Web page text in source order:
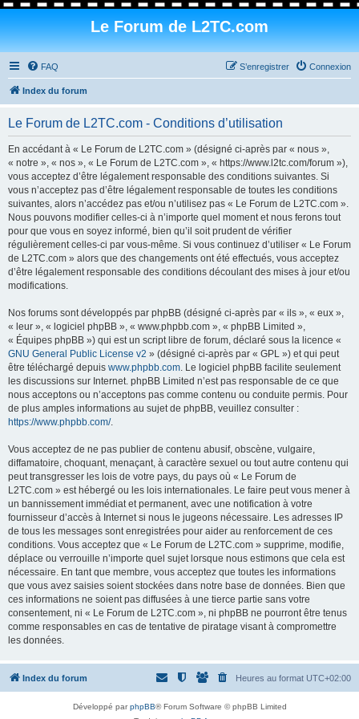
Le Forum de L2TC.com
FAQ Connexion
S’enregistrer
Index du forum
Le Forum de L2TC.com - Conditions d’utilisation
En accédant à « Le Forum de L2TC.com » (désigné ci-après par « nous »,
« notre », « nos », « Le Forum de L2TC.com », « https://www.l2tc.com/forum »),
vous acceptez d’être légalement responsable des conditions suivantes. Si
vous n’acceptez pas d’être légalement responsable de toutes les conditions
suivantes, alors n’accédez pas et/ou n’utilisez pas « Le Forum de L2TC.com ».
Nous pouvons modifier celles-ci à n’importe quel moment et nous ferons tout
pour que vous en soyez informé, bien qu’il soit prudent de vérifier
régulièrement celles-ci par vous-même. Si vous continuez d’utiliser « Le Forum
de L2TC.com » alors que des changements ont été effectués, vous acceptez
d’être légalement responsable des conditions découlant des mises à jour et/ou
modifications.
Nos forums sont développés par phpBB (désigné ci-après par « ils », « eux »,
« leur », « logiciel phpBB », « www.phpbb.com », « phpBB Limited »,
« Équipes phpBB ») qui est un script libre de forum, déclaré sous la licence «
GNU General Public License v2 » (désigné ci-après par « GPL ») et qui peut
être téléchargé depuis www.phpbb.com. Le logiciel phpBB facilite seulement
les discussions sur Internet. phpBB Limited n’est pas responsable de ce que
nous acceptons ou n’acceptons pas comme contenu ou conduite permis. Pour
de plus amples informations au sujet de phpBB, veuillez consulter :
https://www.phpbb.com/.
Vous acceptez de ne pas publier de contenu abusif, obscène, vulgaire,
diffamatoire, choquant, menaçant, à caractère sexuel ou tout autre contenu qui
peut transgresser les lois de votre pays, du pays où « Le Forum de
L2TC.com » est hébergé ou les lois internationales. Le faire peut vous mener à
un bannissement immédiat et permanent, avec une notification à votre
fournisseur d’accès à Internet si nous le jugeons nécessaire. Les adresses IP
de tous les messages sont enregistrées pour aider au renforcement de ces
conditions. Vous acceptez que « Le Forum de L2TC.com » supprime, modifie,
déplace ou verrouille n’importe quel sujet lorsque nous estimons que cela est
nécessaire. En tant que membre, vous acceptez que toutes les informations
que vous avez saisies soient stockées dans notre base de données. Bien que
ces informations ne soient pas diffusées à une tierce partie sans votre
consentement, ni « Le Forum de L2TC.com », ni phpBB ne pourront être tenus
comme responsables en cas de tentative de piratage visant à compromettre
les données.
Index du forum Heures au format UTC+02:00
Développé parphpBB® Forum Software © phpBB Limited